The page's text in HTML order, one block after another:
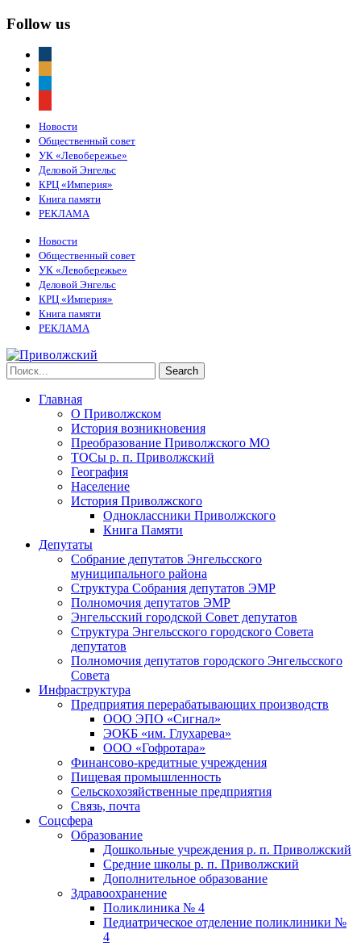
Follow us
Новости
Общественный совет
УК «Левобережье»
Деловой Энгельс
КРЦ «Империя»
Книга памяти
РЕКЛАМА
Новости
Общественный совет
УК «Левобережье»
Деловой Энгельс
КРЦ «Империя»
Книга памяти
РЕКЛАМА
Главная
О Приволжском
История возникновения
Преобразование Приволжского МО
ТОСы р. п. Приволжский
География
Население
История Приволжского
Одноклассники Приволжского
Книга Памяти
Депутаты
Собрание депутатов Энгельсского
муниципального района
Структура Собрания депутатов ЭМР
Полномочия депутатов ЭМР
Энгельсский городской Совет депутатов
Структура Энгельсского городского Совета
депутатов
Полномочия депутатов городского Энгельсского
Совета
Инфраструктура
Предприятия перерабатывающих производств
ООО ЭПО «Сигнал»
ЭОКБ «им. Глухарева»
ООО «Гофротара»
Финансово-кредитные учреждения
Пищевая промышленность
Сельскохозяйственные предприятия
Связь, почта
Соцсфера
Образование
Дошкольные учреждения р. п. Приволжский
Средние школы р. п. Приволжский
Дополнительное образование
Здравоохранение
Поликлиника № 4
Педиатрическое отделение поликлиники №
4